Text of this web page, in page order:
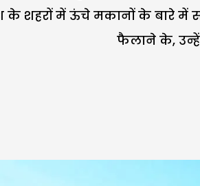
के शहरों में ऊंचे मकानों के बारे में
फैलाने के, उन्हें